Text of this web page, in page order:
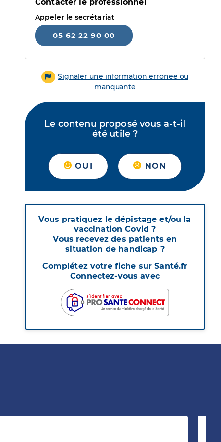
Contacter le professionnel
Appeler le secrétariat
05 62 22 90 00
Signaler une information erronée ou
manquante
Le contenu proposé vous a-t-il
été utile ?
OUI NON
Vous pratiquez le dépistage et/ou la
vaccination Covid ?
Vous recevez des patients en
situation de handicap ?
Complétez votre fiche sur Santé.fr
Connectez-vous avec